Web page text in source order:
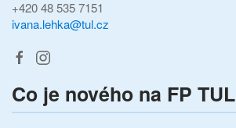
+420 48 535 7151
ivana.lehka@tul.cz
Co je nového na FP TUL